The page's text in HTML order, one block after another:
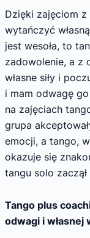
Dzięki zajęciom
wytańczyć
jest wesoła, to
zadowolenie, a z
własne siły i
i mam odwagę
na zajęciach
grupa
emocji, a tango,
okazuje się
tangu solo
Tango plus
odwagi i własnej